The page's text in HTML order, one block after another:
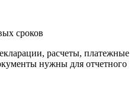
сроков
расчеты, платежные
нужны для отчетного